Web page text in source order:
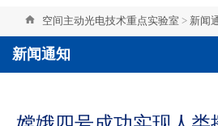
空间主动光电技术重点实验室 > 新闻
新闻通知